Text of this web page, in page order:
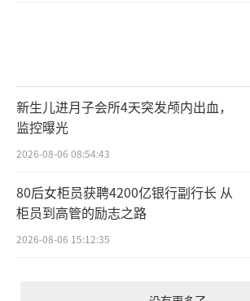
新生儿进月子会所4天突发颅内出血，
监控曝光
2026-08-06 08:54:43
80后女柜员获聘4200亿银行副行长 从
柜员到高管的励志之路
2026-08-06 15:12:35